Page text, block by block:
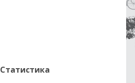
Статистика